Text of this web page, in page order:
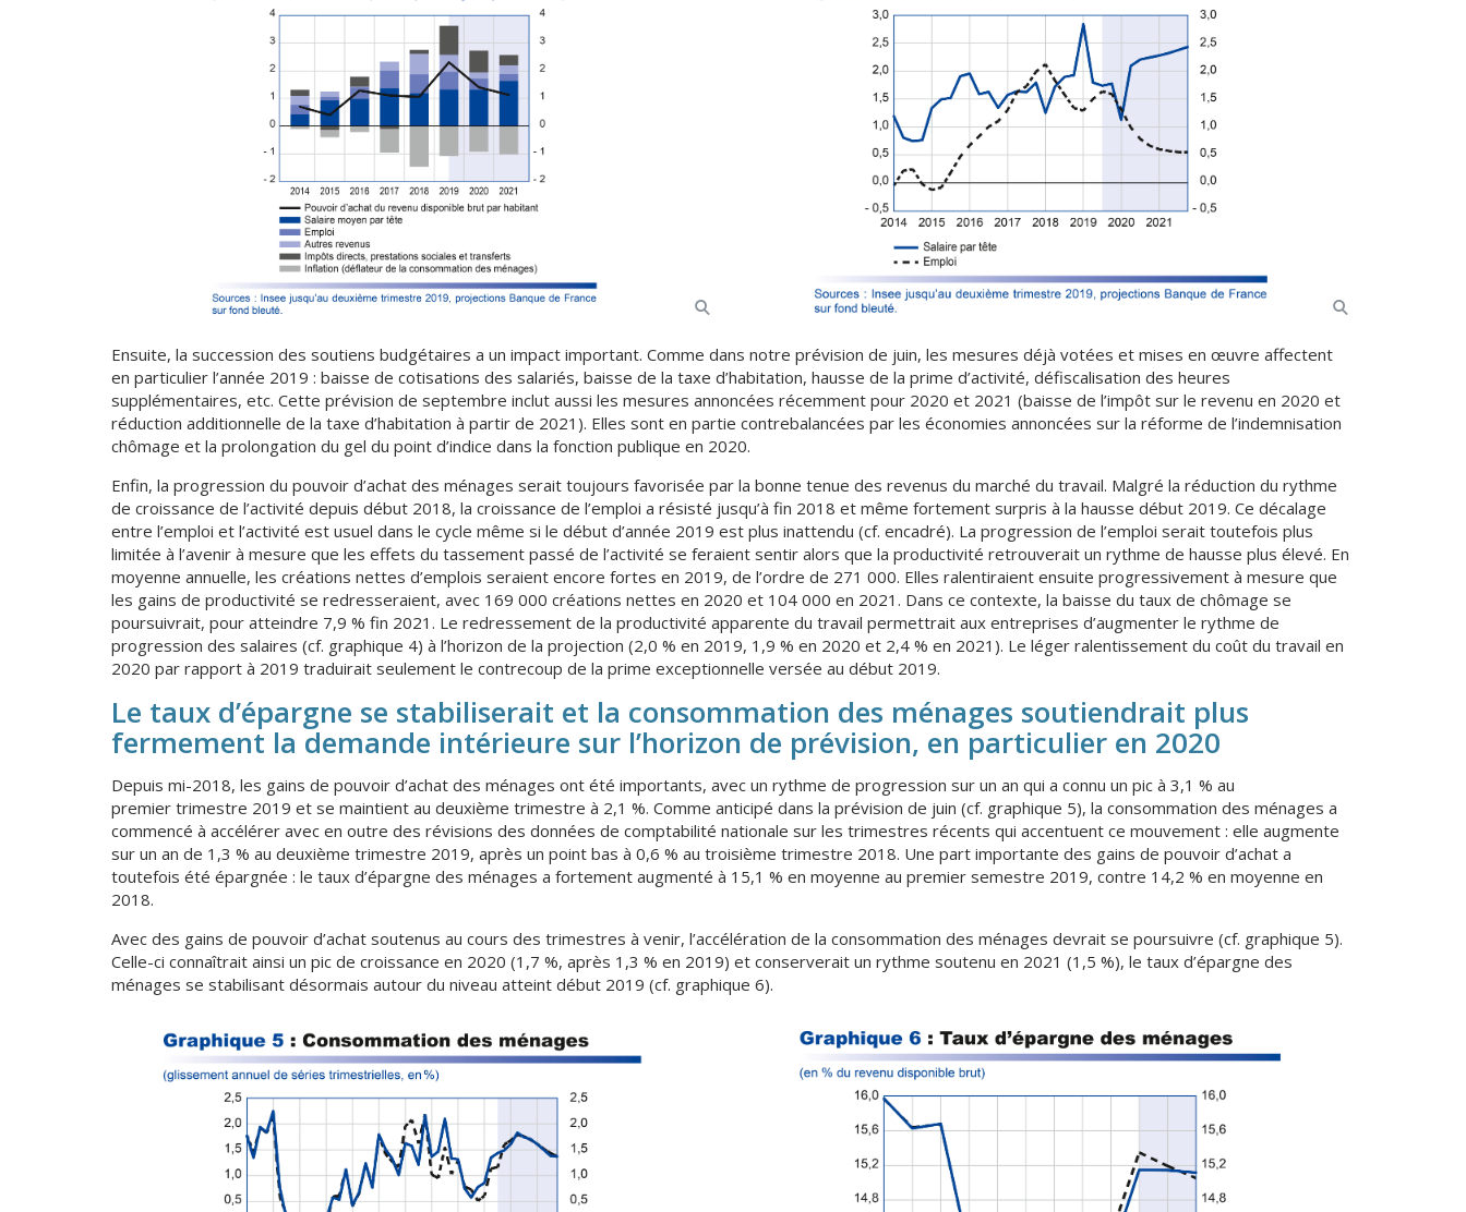
Ensuite, la succession des soutiens budgétaires a un impact important. Comme dans notre prévision de juin, les mesures déjà votées et mises en œuvre affectent
en particulier l’année 2019 : baisse de cotisations des salariés, baisse de la taxe d’habitation, hausse de la prime d’activité, défiscalisation des heures
supplémentaires, etc. Cette prévision de septembre inclut aussi les mesures annoncées récemment pour 2020 et 2021 (baisse de l’impôt sur le revenu en 2020 et
réduction additionnelle de la taxe d’habitation à partir de 2021). Elles sont en partie contrebalancées par les économies annoncées sur la réforme de l’indemnisation
chômage et la prolongation du gel du point d’indice dans la fonction publique en 2020.
Enfin, la progression du pouvoir d’achat des ménages serait toujours favorisée par la bonne tenue des revenus du marché du travail. Malgré la réduction du rythme
de croissance de l’activité depuis début 2018, la croissance de l’emploi a résisté jusqu’à fin 2018 et même fortement surpris à la hausse début 2019. Ce décalage
entre l’emploi et l’activité est usuel dans le cycle même si le début d’année 2019 est plus inattendu (cf. encadré). La progression de l’emploi serait toutefois plus
limitée à l’avenir à mesure que les effets du tassement passé de l’activité se feraient sentir alors que la productivité retrouverait un rythme de hausse plus élevé. En
moyenne annuelle, les créations nettes d’emplois seraient encore fortes en 2019, de l’ordre de 271 000. Elles ralentiraient ensuite progressivement à mesure que
les gains de productivité se redresseraient, avec 169 000 créations nettes en 2020 et 104 000 en 2021. Dans ce contexte, la baisse du taux de chômage se
poursuivrait, pour atteindre 7,9 % fin 2021. Le redressement de la productivité apparente du travail permettrait aux entreprises d’augmenter le rythme de
progression des salaires (cf. graphique 4) à l’horizon de la projection (2,0 % en 2019, 1,9 % en 2020 et 2,4 % en 2021). Le léger ralentissement du coût du travail en
2020 par rapport à 2019 traduirait seulement le contrecoup de la prime exceptionnelle versée au début 2019.
Le taux d’épargne se stabiliserait et la consommation des ménages soutiendrait plus
fermement la demande intérieure sur l’horizon de prévision, en particulier en 2020
Depuis mi-2018, les gains de pouvoir d’achat des ménages ont été importants, avec un rythme de progression sur un an qui a connu un pic à 3,1 % au
premier trimestre 2019 et se maintient au deuxième trimestre à 2,1 %. Comme anticipé dans la prévision de juin (cf. graphique 5), la consommation des ménages a
commencé à accélérer avec en outre des révisions des données de comptabilité nationale sur les trimestres récents qui accentuent ce mouvement : elle augmente
sur un an de 1,3 % au deuxième trimestre 2019, après un point bas à 0,6 % au troisième trimestre 2018. Une part importante des gains de pouvoir d’achat a
toutefois été épargnée : le taux d’épargne des ménages a fortement augmenté à 15,1 % en moyenne au premier semestre 2019, contre 14,2 % en moyenne en
2018.
Avec des gains de pouvoir d’achat soutenus au cours des trimestres à venir, l’accélération de la consommation des ménages devrait se poursuivre (cf. graphique 5).
Celle-ci connaîtrait ainsi un pic de croissance en 2020 (1,7 %, après 1,3 % en 2019) et conserverait un rythme soutenu en 2021 (1,5 %), le taux d’épargne des
ménages se stabilisant désormais autour du niveau atteint début 2019 (cf. graphique 6).